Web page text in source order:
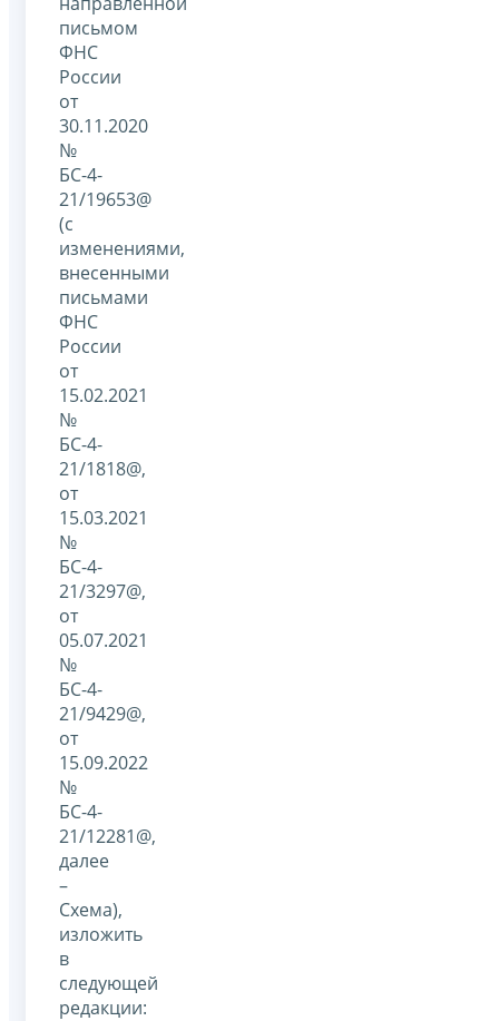
письмом
ФНС
России
от
30.11.2020
№
БС-4-
21/19653@
(с
изменениями,
внесенными
письмами
ФНС
России
от
15.02.2021
№
БС-4-
21/1818@,
от
15.03.2021
№
БС-4-
21/3297@,
от
05.07.2021
№
БС-4-
21/9429@,
от
15.09.2022
№
БС-4-
21/12281@,
далее
–
Схема),
изложить
в
следующей
редакции: